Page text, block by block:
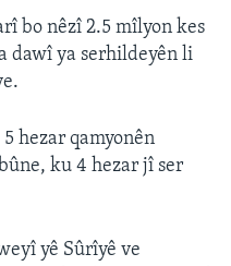
bo nêzî 2.5 mîlyon kes
dawî ya serhildeyên li
hezar qamyonên
ku 4 hezar jî ser
yê Sûrîyê ve